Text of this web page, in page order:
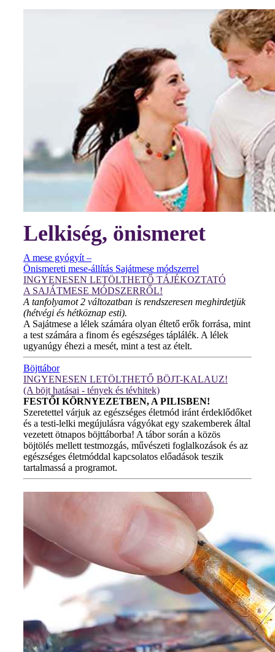
Lelkiség, önismeret
A mese gyógyít –
Önismereti mese-állítás Sajátmese módszerrel
INGYENESEN LETÖLTHETŐ TÁJÉKOZTATÓ
A SAJÁTMESE MÓDSZERRŐL!
A tanfolyamot 2 változatban is rendszeresen meghirdetjük
(hétvégi és hétköznap esti).
A Sajátmese a lélek számára olyan éltető erők forrása, mint
a test számára a finom és egészséges táplálék. A lélek
ugyanúgy éhezi a mesét, mint a test az ételt.
Böjttábor
INGYENESEN LETÖLTHETŐ BÖJT-KALAUZ!
(A böjt hatásai - tények és tévhitek)
FESTŐI KÖRNYEZETBEN, A PILISBEN!
Szeretettel várjuk az egészséges életmód iránt érdeklődőket
és a testi-lelki megújulásra vágyókat egy szakemberek által
vezetett ötnapos böjttáborba! A tábor során a közös
böjtölés mellett testmozgás, művészeti foglalkozások és az
egészséges életmóddal kapcsolatos előadások teszik
tartalmassá a programot.